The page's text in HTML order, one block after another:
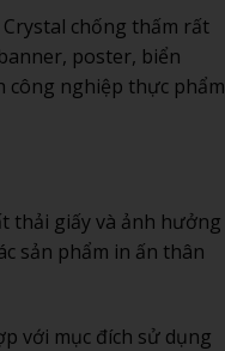
chống thấm rất
poster, biển
công nghiệp thực phẩm
thải giấy và ảnh hưởng
sản phẩm in ấn thân
với mục đích sử dụng